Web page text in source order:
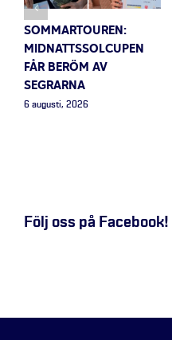
SOMMARTOUREN:
MIDNATTSSOLCUPEN
FÅR BERÖM AV
SEGRARNA
6 augusti, 2026
Följ oss på Facebook!